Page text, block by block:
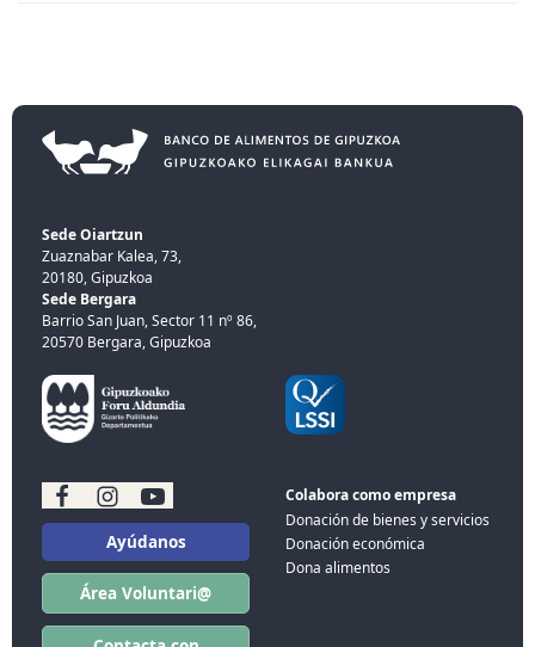
Sede Oiartzun
Zuaznabar Kalea, 73,
20180, Gipuzkoa
Sede Bergara
Barrio San Juan, Sector 11 nº 86,
20570 Bergara, Gipuzkoa
Ayúdanos
Área Voluntari@
Colabora como empresa
Donación de bienes y servicios
Donación económica
Dona alimentos